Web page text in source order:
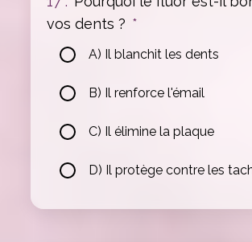
vos dents ? *
A) Il blanchit les dents
B) Il renforce l'émail
C) Il élimine la plaque
D) Il protège contre les